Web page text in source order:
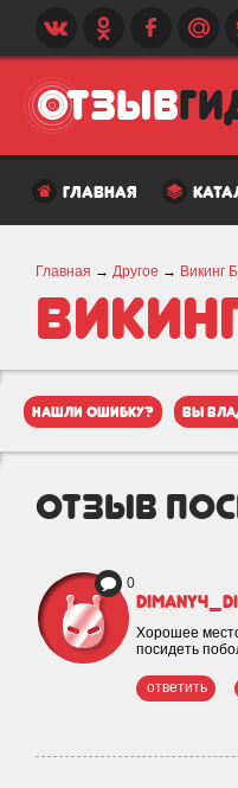
главная
Главная → Другое → Викинг
Клуб
нашли ошибку? вы
отзыв
0
Хорошее
посидеть
ответить